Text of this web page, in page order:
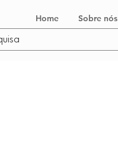
Home Sobre nós